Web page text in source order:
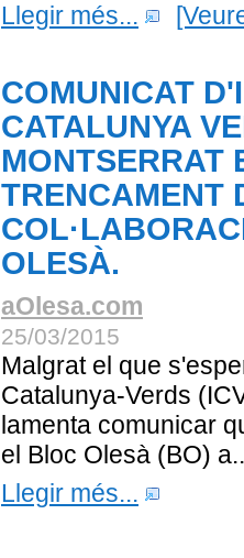
Llegir més...
COMUNICAT
CATALUNYA
MONTSERRAT
TRENCAMENT
OLESÀ.
aOlesa.com
25/03/2015
Malgrat el que
Catalunya-Verds
lamenta comunicar
el Bloc Olesà (BO)
Llegir més...